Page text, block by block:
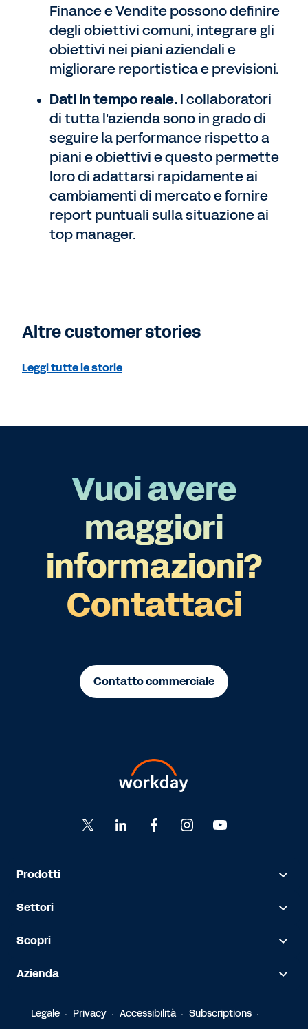
Finance e Vendite possono definire
degli obiettivi comuni, integrare gli
obiettivi nei piani aziendali e
migliorare reportistica e previsioni.
Dati in tempo reale.I collaboratori
di tutta l'azienda sono in grado di
seguire la performance rispetto a
piani e obiettivi e questo permette
loro di adattarsi rapidamente ai
cambiamenti di mercato e fornire
report puntuali sulla situazione ai
top manager.
Altre customer stories
Leggi tutte le storie
Vuoi avere
maggiori
informazioni?
Contattaci
Contatto commerciale
Prodotti
Settori
Scopri
Azienda
Legale Privacy Accessibilità Subscriptions